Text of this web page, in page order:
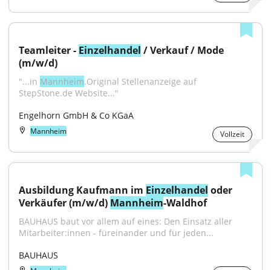
Teamleiter - Einzelhandel / Verkauf / Mode
(m/w/d)
"...in Mannheim.Original Stellenanzeige auf
StepStone.de Website..."
Engelhorn GmbH & Co KGaA
Mannheim Vollzeit
Ausbildung Kaufmann im Einzelhandel oder
Verkäufer (m/w/d) Mannheim-Waldhof
BAUHAUS baut vor allem auf eines: Den Einsatz aller
Mitarbeiter:innen - füreinander und für jeden...
BAUHAUS